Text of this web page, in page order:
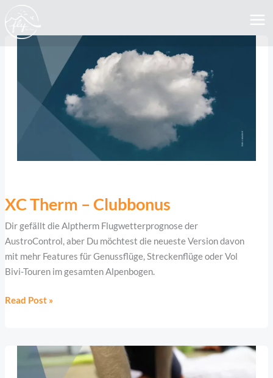
to
content
XC Therm – Clubbonus
Dir gefällt die Alptherm Flugwetterprognose der
AustroControl, aber Du möchtest die neueste Version davon
mit mehr Features für Genussflüge, Streckenflüge oder Vol
Bivi-Touren im gesamten Alpenbogen.
Therm
–
Clubbonus
Read Post »